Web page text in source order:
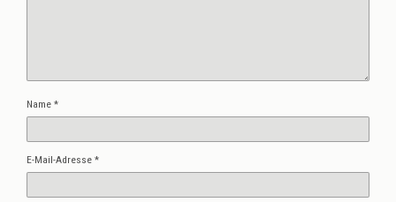
Name *
E-Mail-Adresse *